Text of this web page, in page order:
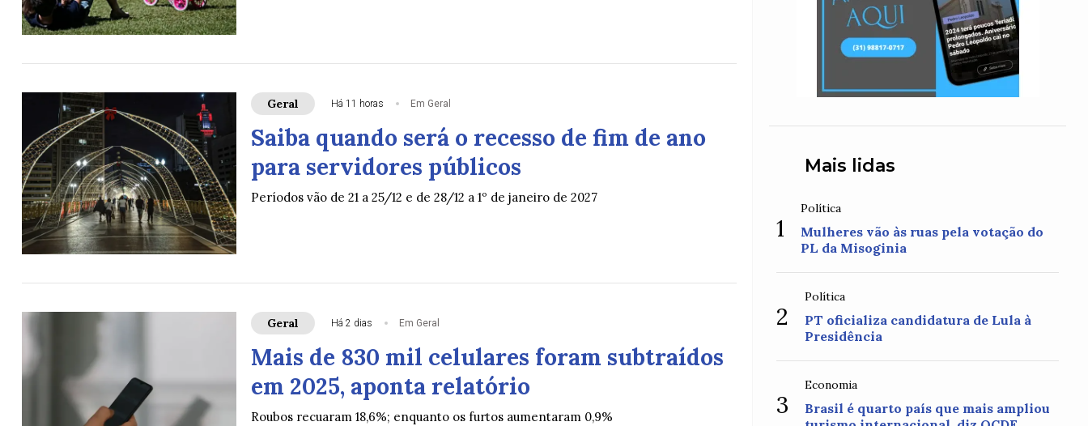
Geral Há 11 horas Em Geral
Saiba quando será o recesso de fim de ano
para servidores públicos
Períodos vão de 21 a 25/12 e de 28/12 a 1º de janeiro de 2027
Geral Há 2 dias Em Geral
Mais de 830 mil celulares foram subtraídos
em 2025, aponta relatório
Roubos recuaram 18,6%; enquanto os furtos aumentaram 0,9%
Mais lidas
1
Política
Mulheres vão às ruas pela votação do
PL da Misoginia
2
Política
PT oficializa candidatura de Lula à
Presidência
3
Economia
Brasil é quarto país que mais ampliou